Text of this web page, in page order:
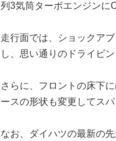
列3気筒ターボエンジンに
走行面では、ショックア
し、思い通りのドライビ
さらに、フロントの床下
ースの形状も変更してス
なお、ダイハツの最新の